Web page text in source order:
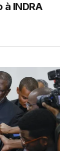
INDRA